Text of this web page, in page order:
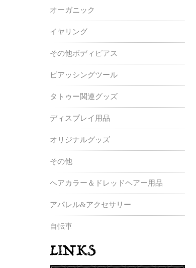
オーガニック
イヤリング
その他ボディピアス
ピアッシングツール
タトゥー関連グッズ
ディスプレイ用品
オリジナルグッズ
その他
ヘアカラー＆ドレッドヘアー用品
アパレル&アクセサリー
自転車